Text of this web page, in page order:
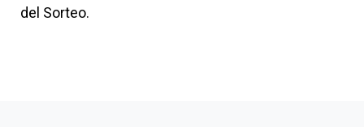
del Sorteo.